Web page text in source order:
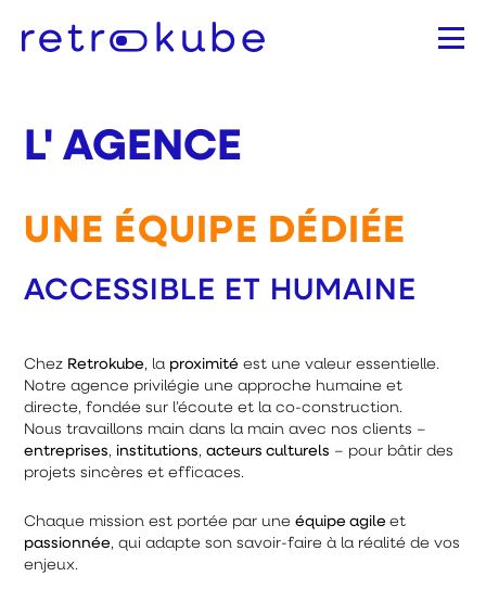
contenu
L' AGENCE
UNE ÉQUIPE DÉDIÉE
ACCESSIBLE ET HUMAINE
Chez Retrokube, la proximité est une valeur essentielle.
Notre agence privilégie une approche humaine et
directe, fondée sur l’écoute et la co-construction.
Nous travaillons main dans la main avec nos clients –
entreprises, institutions,acteurs culturels – pour bâtir des
projets sincères et efficaces.
Chaque mission est portée par uneéquipe agileet
passionnée, qui adapte son savoir-faire à la réalité de vos
enjeux.